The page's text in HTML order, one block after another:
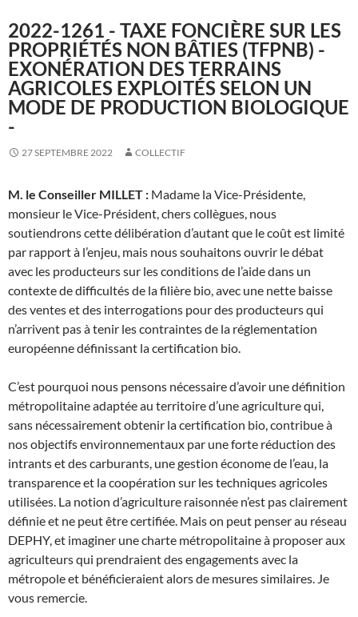
2022-1261 - TAXE FONCIÈRE SUR LES
PROPRIÉTÉS NON BÂTIES (TFPNB) -
EXONÉRATION DES TERRAINS
AGRICOLES EXPLOITÉS SELON UN
MODE DE PRODUCTION BIOLOGIQUE
-
27 SEPTEMBRE 2022 COLLECTIF
M. le Conseiller MILLET : Madame la Vice-Présidente,
monsieur le Vice-Président, chers collègues, nous
soutiendrons cette délibération d’autant que le coût est limité
par rapport à l’enjeu, mais nous souhaitons ouvrir le débat
avec les producteurs sur les conditions de l’aide dans un
contexte de difficultés de la filière bio, avec une nette baisse
des ventes et des interrogations pour des producteurs qui
n’arrivent pas à tenir les contraintes de la réglementation
européenne définissant la certification bio.
C’est pourquoi nous pensons nécessaire d’avoir une définition
métropolitaine adaptée au territoire d’une agriculture qui,
sans nécessairement obtenir la certification bio, contribue à
nos objectifs environnementaux par une forte réduction des
intrants et des carburants, une gestion économe de l’eau, la
transparence et la coopération sur les techniques agricoles
utilisées. La notion d’agriculture raisonnée n’est pas clairement
définie et ne peut être certifiée. Mais on peut penser au réseau
DEPHY, et imaginer une charte métropolitaine à proposer aux
agriculteurs qui prendraient des engagements avec la
métropole et bénéficieraient alors de mesures similaires. Je
vous remercie.